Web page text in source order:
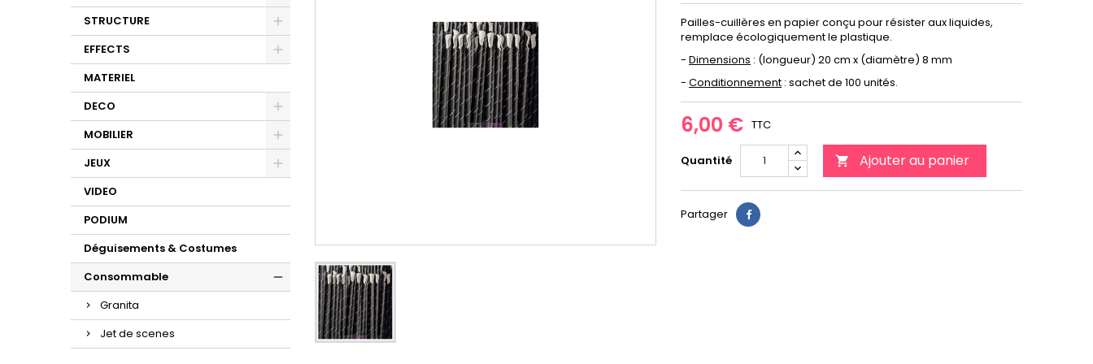
STRUCTURE
EFFECTS
MATERIEL
DECO
MOBILIER
JEUX
VIDEO
PODIUM
Déguisements & Costumes
Consommable
Granita
Jet de scenes
Pailles-cuillères en papier conçu pour résister aux liquides,
remplace écologiquement le plastique.
- Dimensions : (longueur) 20 cm x (diamètre) 8 mm
- Conditionnement : sachet de 100 unités.
6,00 € TTC
Quantité  Ajouter au panier
Partager